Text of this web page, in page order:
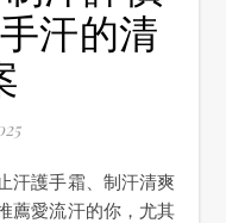
汗的清
薦愛流汗的你，尤其